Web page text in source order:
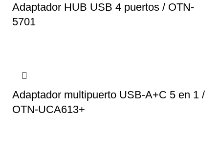
Adaptador HUB USB 4 puertos / OTN-
5701
Adaptador multipuerto USB-A+C 5 en 1 /
OTN-UCA613+